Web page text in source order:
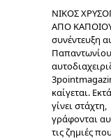
ΝΙΚΟΣ
ΑΠΟ
συνέντευξη
Παπαντωνίου
καίγεται.
γίνει
γράφονται
τις ζημιές